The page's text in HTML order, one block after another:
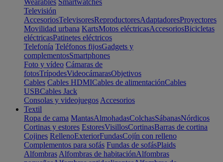
Wearables Smartwatches
Televisión
AccesoriosTelevisoresReproductoresAdaptadoresProyectores
Movilidad urbana KartsMotos eléctricasAccesoriosBicicletas
eléctricasPatinetes eléctricos
Telefonía Teléfonos fijosGadgets y
complementosSmartphones
Foto y vídeo Cámaras de
fotosTrípodesVideocámarasObjetivos
Cables Cables HDMICables de alimentaciónCables
USBCables Jack
Consolas y videojuegos Accesorios
Textil
Ropa de cama MantasAlmohadasColchasSábanasNórdicos
Cortinas y estores EstoresVisillosCortinasBarras de cortina
Cojines RellenoExteriorFundasCojín con relleno
Complementos para sofás Fundas de sofásPlaids
Alfombras Alfombras de habitaciónAlfombras